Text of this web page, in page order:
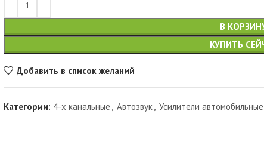
В
КУПИТЬ
Добавить в список желаний
Категории: 4-х канальные , Автозвук, Усилители автомобильные